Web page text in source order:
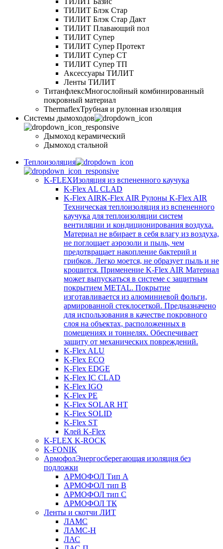
ТИЛИТ Блэк Стар
ТИЛИТ Блэк Стар Дакт
ТИЛИТ Плавающий пол
ТИЛИТ Супер
ТИЛИТ Супер Протект
ТИЛИТ Супер СТ
ТИЛИТ Супер ТП
Аксессуары ТИЛИТ
Ленты ТИЛИТ
ТитанфлексМногослойный комбинированный
покровный материал
ThermaflexТрубная и рулонная изоляция
Cистемы дымоходов
Дымоход керамический
Дымоход стальной
Теплоизоляция
K-FLEXИзоляция из вспененного каучука
K-Flex AL CLAD
K-Flex AIRK-Flex AIR Рулоны K-Flex AIR
Техническая теплоизоляция из вспененного
каучука для теплоизоляции систем
вентиляции и кондиционирования воздуха.
Материал не вбирает в себя влагу из воздуха,
не поглощает аэрозоли и пыль, чем
предотвращает накопление бактерий и
грибков. Легко моется, не образует пыль и не
крошится. Применение K-Flex AIR Материал
может выпускаться в системе c защитным
покрытием METAL. Покрытие
изготавливается из алюминиевой фольги,
армированной стеклосеткой. Предназначено
для использования в качестве покровного
слоя на объектах, расположенных в
помещениях и тоннелях. Обеспечивает
защиту от механических повреждений.
K-Flex ALU
K-Flex ECO
K-Flex EDGE
K-Flex IC CLAD
K-Flex IGO
K-Flex PE
K-Flex SOLAR HT
K-Flex SOLID
K-Flex ST
Клей K-Flex
K-FLEX K-ROCK
K-FONIK
АрмофолЭнергосберегающая изоляция без
подложки
АРМОФОЛ Тип А
АРМОФОЛ тип В
АРМОФОЛ тип C
АРМОФОЛ ТК
Ленты и скотчи ЛИТ
ЛАМС
ЛАМС-Н
ЛАС